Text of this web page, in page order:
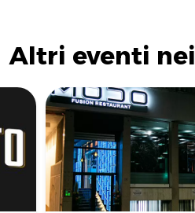
Altri eventi nei